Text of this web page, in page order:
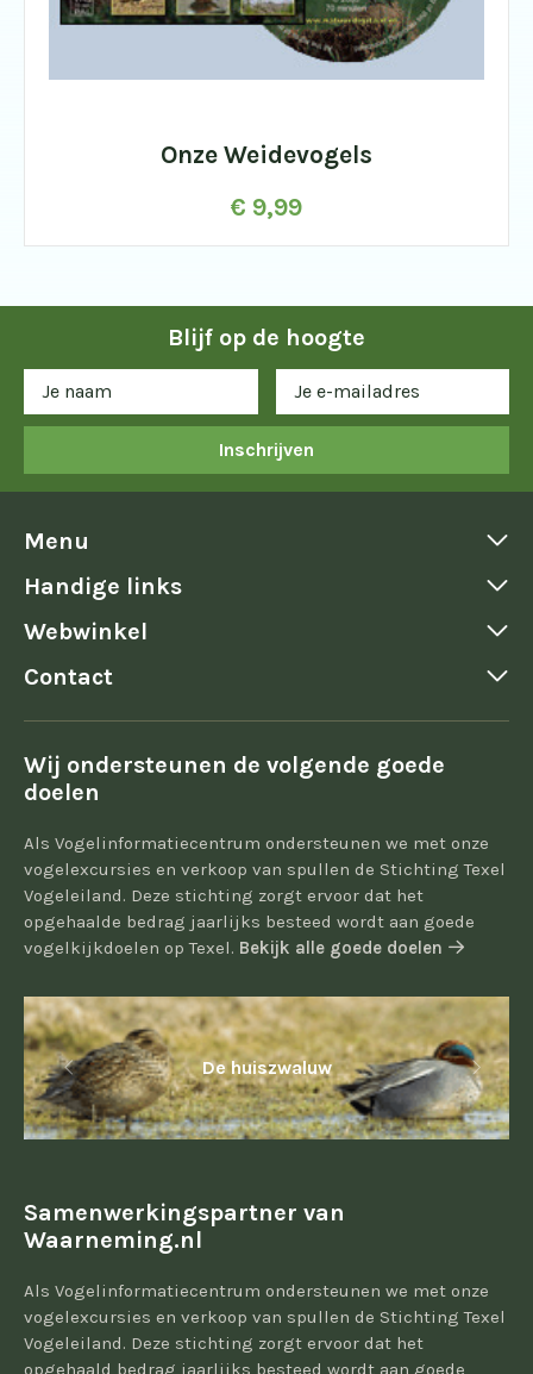
Onze Weidevogels
€ 9,99
Blijf op de hoogte
Inschrijven
Menu
Handige links
Webwinkel
Contact
Wij ondersteunen de volgende goede
doelen
Als Vogelinformatiecentrum ondersteunen we met onze
vogelexcursies en verkoop van spullen de Stichting Texel
Vogeleiland. Deze stichting zorgt ervoor dat het
opgehaalde bedrag jaarlijks besteed wordt aan goede
vogelkijkdoelen op Texel. Bekijk alle goede doelen
De huiszwaluw
Samenwerkingspartner van
Waarneming.nl
Als Vogelinformatiecentrum ondersteunen we met onze
vogelexcursies en verkoop van spullen de Stichting Texel
Vogeleiland. Deze stichting zorgt ervoor dat het
opgehaald bedrag jaarlijks besteed wordt aan goede